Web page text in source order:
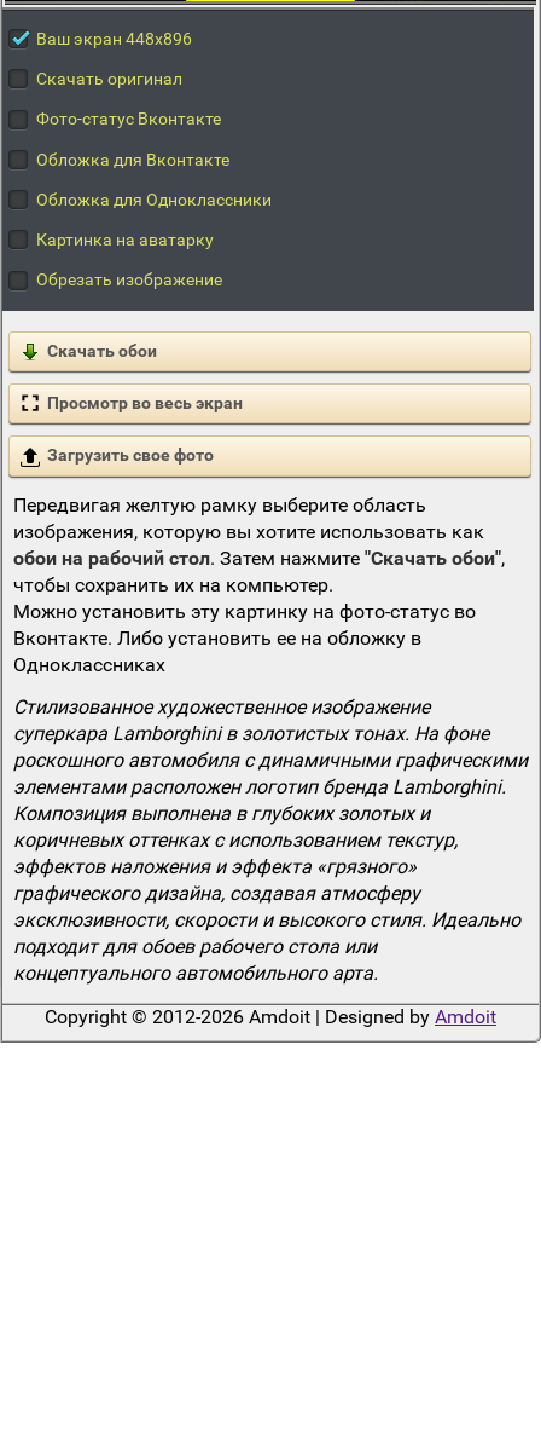
Ваш экран 448x896
Скачать оригинал
Фото-статус Вконтакте
Обложка для Вконтакте
Обложка для Одноклассники
Картинка на аватарку
Обрезать изображение
Скачать обои
Просмотр во весь экран
Загрузить свое фото
Передвигая желтую рамку выберите область
изображения, которую вы хотите использовать как
обои на рабочий стол. Затем нажмите "Скачать обои",
чтобы сохранить их на компьютер.
Можно установить эту картинку на фото-статус во
Вконтакте. Либо установить ее на обложку в
Одноклассниках
Стилизованное художественное изображение
суперкара Lamborghini в золотистых тонах. На фоне
роскошного автомобиля с динамичными графическими
элементами расположен логотип бренда Lamborghini.
Композиция выполнена в глубоких золотых и
коричневых оттенках с использованием текстур,
эффектов наложения и эффекта «грязного»
графического дизайна, создавая атмосферу
эксклюзивности, скорости и высокого стиля. Идеально
подходит для обоев рабочего стола или
концептуального автомобильного арта.
Copyright © 2012-2026 Amdoit | Designed by Amdoit